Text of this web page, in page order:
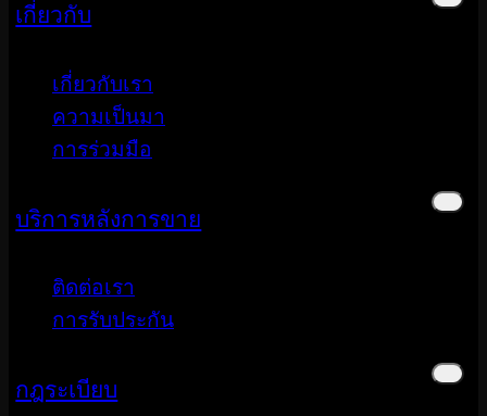
เกี่ยวกับ
เกี่ยวกับเรา
ความเป็นมา
การร่วมมือ
บริการหลังการขาย
ติดต่อเรา
การรับประกัน
กฎระเบียบ